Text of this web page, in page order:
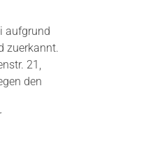
aufgrund
zuerkannt.
21,
den